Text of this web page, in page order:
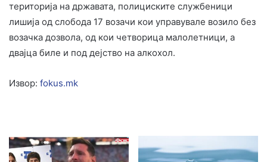
територија на државата, полициските службеници
лишија од слобода 17 возачи кои управувале возило без
возачка дозвола, од кои четворица малолетници, а
двајца биле и под дејство на алкохол.
Извор: fokus.mk